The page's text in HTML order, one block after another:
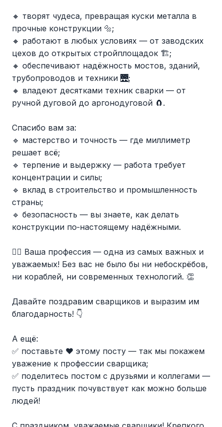
🔸 творят чудеса, превращая куски металла в
прочные конструкции 🔩;
🔸 работают в любых условиях — от заводских
цехов до открытых стройплощадок 🏗;
🔸 обеспечивают надёжность мостов, зданий,
трубопроводов и техники 🌉;
🔸 владеют десятками техник сварки — от
ручной дуговой до аргонодуговой 🧲.
Спасибо вам за:
🔹 мастерство и точность — где миллиметр
решает всё;
🔹 терпение и выдержку — работа требует
концентрации и силы;
🔹 вклад в строительство и промышленность
страны;
🔹 безопасность — вы знаете, как делать
конструкции по‑настоящему надёжными.
👷‍♂ Ваша профессия — одна из самых важных и
уважаемых! Без вас не было бы ни небоскрёбов,
ни кораблей, ни современных технологий. 👏
Давайте поздравим сварщиков и выразим им
благодарность! 👇
А ещё:
✅ поставьте ❤ этому посту — так мы покажем
уважение к профессии сварщика;
✅ поделитесь постом с друзьями и коллегами —
пусть праздник почувствует как можно больше
людей!